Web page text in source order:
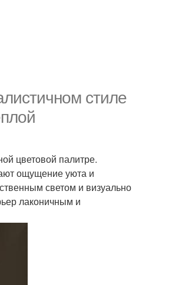
стиле
цветовой палитре.
ощущение уюта и
светом и визуально
лаконичным и